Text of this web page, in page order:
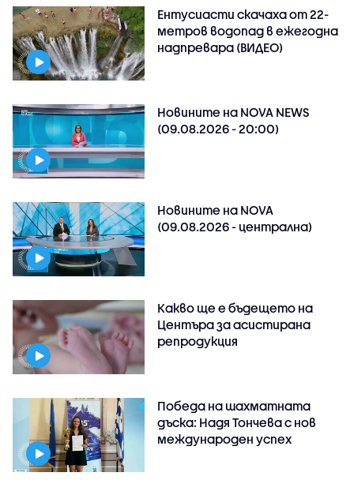
Ентусиасти скачаха от 22-
метров водопад в ежегодна
надпревара (ВИДЕО)
Новините на NOVA NEWS
(09.08.2026 - 20:00)
Новините на NOVA
(09.08.2026 - централна)
Какво ще е бъдещето на
Центъра за асистирана
репродукция
Победа на шахматната
дъска: Надя Тончева с нов
международен успех